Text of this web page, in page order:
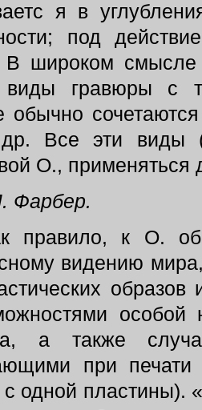
я в
под
В широком
виды гравюры с
обычно
Все эти виды
О., применяться
Фарбер.
правило, к О.
видению
особой
а также
при печати
с одной пластины).